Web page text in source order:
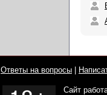
Ответы на вопросы
Сайт